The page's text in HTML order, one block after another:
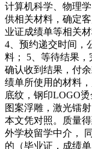
计算机科学、物理
供相关材料，确定
业证成绩单等相关
4、预约递交时间，
料； 5、等待结果
确认收到结果，付
绩单所使用的材料
底纹，钢印LOGO
图案浮雕，激光镭
本文凭对照。质量
外学校留学中介，
的（毕业证，成绩